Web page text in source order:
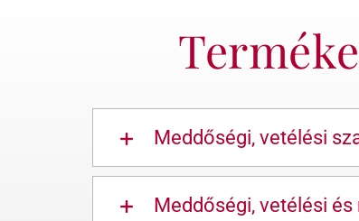
Meddőségi, vetélési
Meddőségi, vetélési